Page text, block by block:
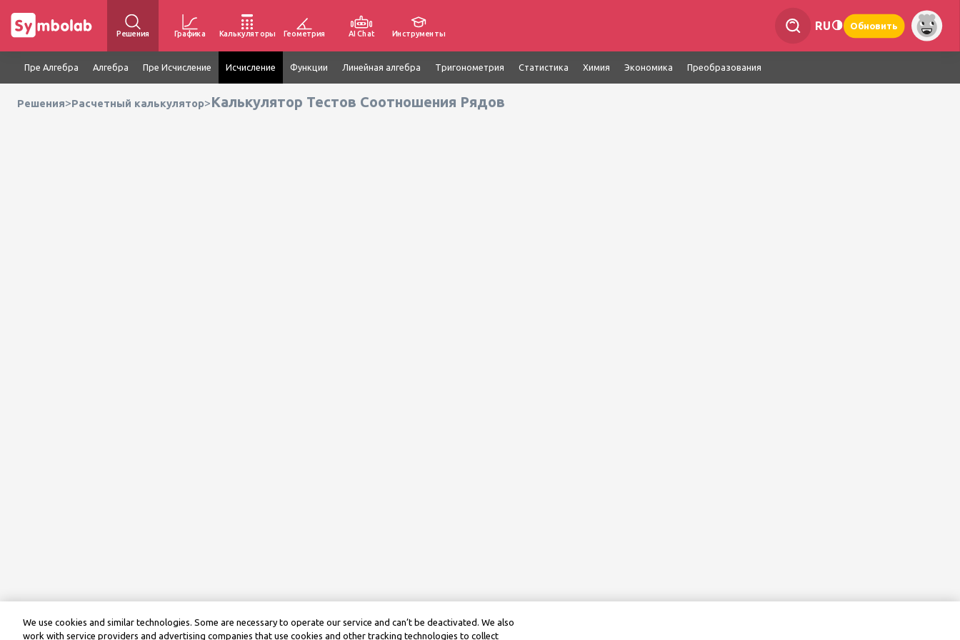
Решения Графика Калькуляторы Геометрия AI Chat Инструменты
RU Обновить
Пре Алгебра Алгебра Пре Исчисление Исчисление Функции Линейная алгебра Тригонометрия Статистика Химия Экономика Преобразования
Решения>Расчетный калькулятор>Калькулятор Тестов Соотношения Рядов
We use cookies and similar technologies. Some are necessary to operate our service and can’t be deactivated. We also
work with service providers and advertising companies that use cookies and other tracking technologies to collect